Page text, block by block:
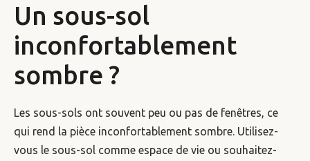
Un sous-sol
inconfortablement
sombre ?
Les sous-sols ont souvent peu ou pas de fenêtres, ce
qui rend la pièce inconfortablement sombre. Utilisez-
vous le sous-sol comme espace de vie ou souhaitez-